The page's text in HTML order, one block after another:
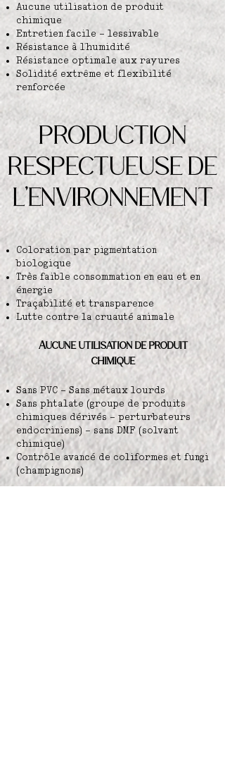
Aucune utilisation de produit
chimique
Entretien facile - lessivable
Résistance à l'humidité
Résistance optimale aux rayures
Solidité extrême et flexibilité
renforcée
PRODUCTION
RESPECTUEUSE DE
L'ENVIRONNEMENT
Coloration par pigmentation
biologique
Très faible consommation en eau et en
énergie
Traçabilité et transparence
Lutte contre la cruauté animale
Aucune utilisation de produit
chimique
Sans PVC - Sans métaux lourds
Sans phtalate (groupe de produits
chimiques dérivés - perturbateurs
endocriniens) - sans DMF (solvant
chimique)
Contrôle avancé de coliformes et fungi
(champignons)